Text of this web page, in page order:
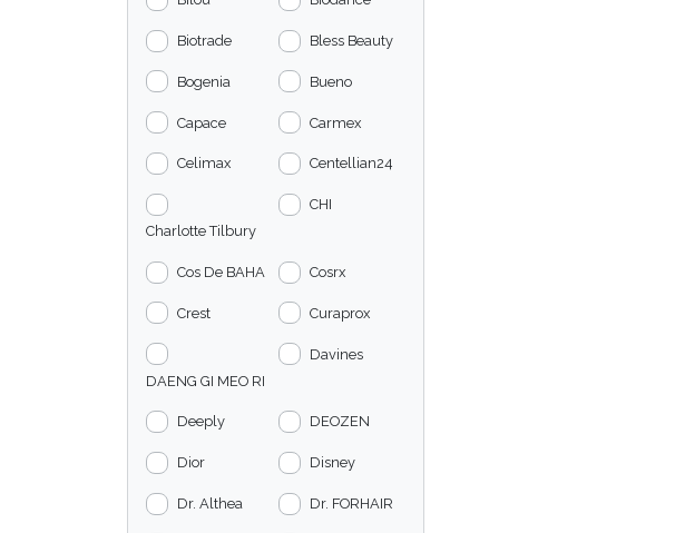
Biotrade Bless Beauty
Bogenia Bueno
Capace Carmex
Celimax Centellian24
Charlotte Tilbury
CHI
Cos De BAHA Cosrx
Crest Curaprox
DAENG GI MEO RI
Davines
Deeply DEOZEN
Dior Disney
Dr. Althea Dr. FORHAIR